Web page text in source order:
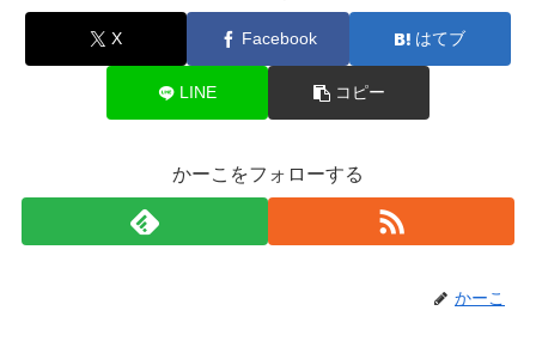
X Facebook はてブ
LINE コピー
かーこをフォローする
かーこ